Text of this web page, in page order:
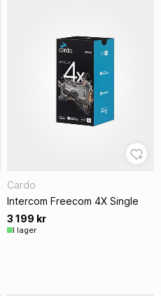
Cardo
Intercom Freecom 4X Single
3 199 kr
I lager